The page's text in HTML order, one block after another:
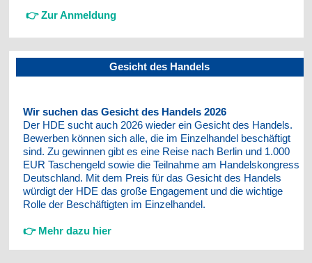
👉 Zur Anmeldung
Gesicht des Handels
Wir suchen das Gesicht des Handels 2026
Der HDE sucht auch 2026 wieder ein Gesicht des Handels.
Bewerben können sich alle, die im Einzelhandel beschäftigt
sind. Zu gewinnen gibt es eine Reise nach Berlin und 1.000
EUR Taschengeld sowie die Teilnahme am Handelskongress
Deutschland. Mit dem Preis für das Gesicht des Handels
würdigt der HDE das große Engagement und die wichtige
Rolle der Beschäftigten im Einzelhandel.
👉 Mehr dazu hier